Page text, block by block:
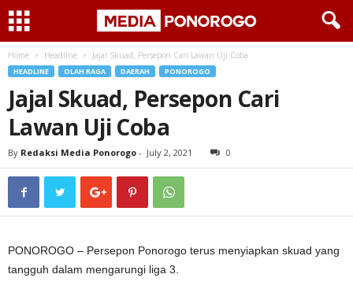
Home Headline Jajal Skuad, Persepon Cari Lawan Uji Coba
HEADLINE OLAH RAGA DAERAH PONOROGO
Jajal Skuad, Persepon Cari
Lawan Uji Coba
By Redaksi Media Ponorogo - July 2, 2021 0
PONOROGO – Persepon Ponorogo terus menyiapkan skuad yang
tangguh dalam mengarungi liga 3.